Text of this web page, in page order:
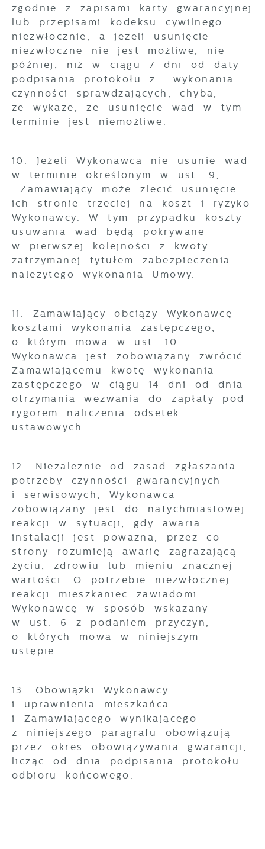
zgodnie z zapisami karty gwarancyjnej
lub przepisami kodeksu cywilnego –
niezwłocznie, a jeżeli usunięcie
niezwłoczne nie jest możliwe, nie
później, niż w ciągu 7 dni od daty
podpisania protokołu z wykonania
czynności sprawdzających, chyba,
że wykaże, że usunięcie wad w tym
terminie jest niemożliwe.
10. Jeżeli Wykonawca nie usunie wad
w terminie określonym w ust. 9,
Zamawiający może zlecić usunięcie
ich stronie trzeciej na koszt i ryzyko
Wykonawcy. W tym przypadku koszty
usuwania wad będą pokrywane
w pierwszej kolejności z kwoty
zatrzymanej tytułem zabezpieczenia
należytego wykonania Umowy.
11. Zamawiający obciąży Wykonawcę
kosztami wykonania zastępczego,
o którym mowa w ust. 10.
Wykonawca jest zobowiązany zwrócić
Zamawiającemu kwotę wykonania
zastępczego w ciągu 14 dni od dnia
otrzymania wezwania do zapłaty pod
rygorem naliczenia odsetek
ustawowych.
12. Niezależnie od zasad zgłaszania
potrzeby czynności gwarancyjnych
i serwisowych, Wykonawca
zobowiązany jest do natychmiastowej
reakcji w sytuacji, gdy awaria
instalacji jest poważna, przez co
strony rozumieją awarię zagrażającą
życiu, zdrowiu lub mieniu znacznej
wartości. O potrzebie niezwłocznej
reakcji mieszkaniec zawiadomi
Wykonawcę w sposób wskazany
w ust. 6 z podaniem przyczyn,
o których mowa w niniejszym
ustępie.
13. Obowiązki Wykonawcy
i uprawnienia mieszkańca
i Zamawiającego wynikającego
z niniejszego paragrafu obowiązują
przez okres obowiązywania gwarancji,
licząc od dnia podpisania protokołu
odbioru końcowego.